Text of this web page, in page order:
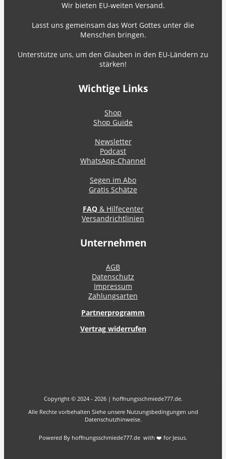
Wir bieten EU-weiten Versand.
Lasst uns gemeinsam das Wort Gottes unter die
Menschen bringen.
Unterstütze uns, um den Glauben in den EU-Ländern zu
stärken!
Wichtige Links
Shop
Shop Guide
Newsletter
Podcast
WhatsApp-Channel
Segen im Abo
Gratis Schätze
FAQ& Hilfecenter
Versandrichtlinien
Unternehmen
AGB
Datenschutz
Impressum
Zahlungsarten
Partnerprogramm
Vertrag widerrufen
Copyright © 2024 - 2026 | hoffnungsschmiede777.de.
Alle Rechte vorbehalten Siehe unsere Nutzungsbedingungen und
Datenschutzhinweise.
Powered By hoffnungsschmiede777.de with ❤️ for Jesus.